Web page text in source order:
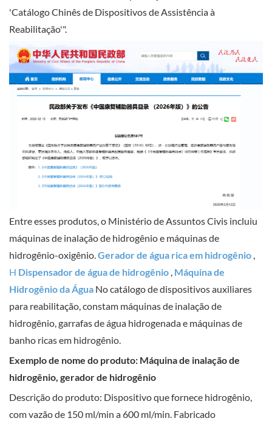
'Catálogo Chinês de Dispositivos de Assistência à
Reabilitação'".
Entre esses produtos, o Ministério de Assuntos Civis incluiu
máquinas de inalação de hidrogênio e máquinas de
hidrogênio-oxigênio.Gerador de água rica em hidrogênio ,
H Dispensador de água de hidrogênio , Máquina de
Hidrogênio da Água No catálogo de dispositivos auxiliares
para reabilitação, constam máquinas de inalação de
hidrogênio, garrafas de água hidrogenada e máquinas de
banho ricas em hidrogênio.
Exemplo de nome do produto: Máquina de inalação de
hidrogênio, gerador de hidrogênio
Descrição do produto: Dispositivo que fornece hidrogênio,
com vazão de 150 ml/min a 600 ml/min. Fabricado